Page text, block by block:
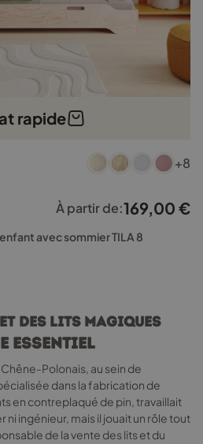
rapide
+8
À partir de:169,00 €
avec sommier TILA 8
des lits magiques
essentiel
Polonais, au sein de
dans la fabrication de
en contreplaqué de pin, travaillait
ni ingénieur, mais il jouait un rôle tout
de la vente des lits et du